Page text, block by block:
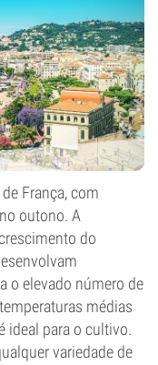
França, com
outono. A
do
o elevado número de
médias
ideal para o cultivo.
variedade de